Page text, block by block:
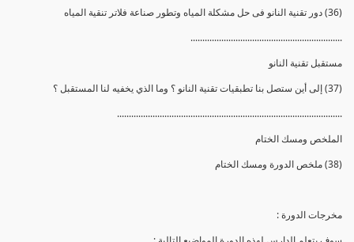
(36) دور تقنية النانو فى حل مشكلة المياه وتطور صناعة فلاتر تنقية المياه
................................................................
مستقبل تقنية النانو
(37) إلى أين ستصل بنا تطبقيات تقنية النانو ؟ وما الذي يخفيه لنا المستقبل ؟
...............................................................................................
الملخص ومسك الختام
(38) ملخص الدورة ومسك الختام
مخرجات الدورة :